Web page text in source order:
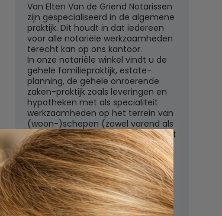
Van Elten Van de Griend Notarissen
zijn gespecialiseerd in de algemene
praktijk. Dit houdt in dat iedereen
voor alle notariële werkzaamheden
terecht kan op ons kantoor.
In onze notariële winkel vindt u de
gehele familiepraktijk, estate-
planning, de gehele onroerende
zaken-praktijk zoals leveringen en
hypotheken met als specialiteit
werkzaamheden op het terrein van
(woon-)schepen (zowel varend als
liggend) en het ondernemingsrecht
met een zeer uitgebreid
dienstenpakket.
Een orienterend gesprek op het
kantoor te Weesp is kosteloos en
vrijblijvend. Aarzelt u dan ook niet
om hiervan gebruik te maken.